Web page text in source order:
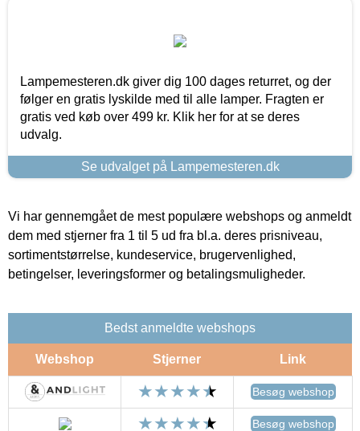
Lampemesteren.dk giver dig 100 dages returret, og der
følger en gratis lyskilde med til alle lamper. Fragten er
gratis ved køb over 499 kr. Klik her for at se deres
udvalg.
Se udvalget på Lampemesteren.dk
Vi har gennemgået de mest populære webshops og anmeldt
dem med stjerner fra 1 til 5 ud fra bl.a. deres prisniveau,
sortimentstørrelse, kundeservice, brugervenlighed,
betingelser, leveringsformer og betalingsmuligheder.
Bedst anmeldte webshops
Webshop Stjerner Link
Besøg webshop
Besøg webshop